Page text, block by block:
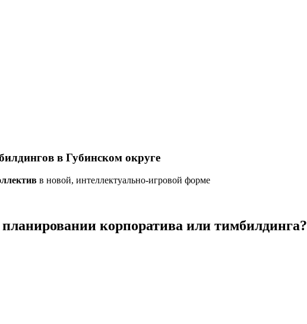
в Губинском округе
в новой, интеллектуально-игровой форме
корпоратива или тимбилдинга?